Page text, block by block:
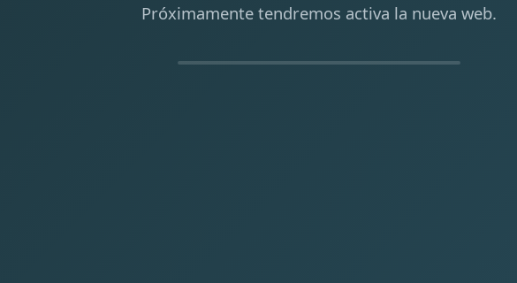
Próximamente tendremos activa la nueva web.